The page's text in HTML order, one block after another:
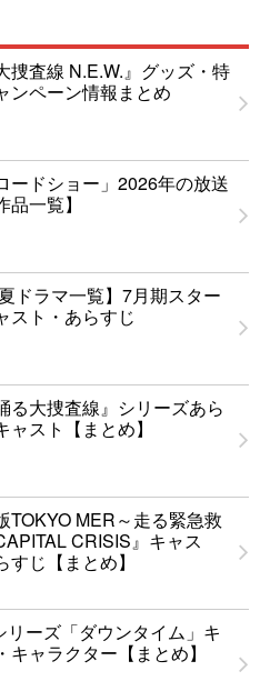
捜査線 N.E.W.』グッズ・特
ンペーン情報まとめ
ードショー」2026年の放送
一覧】
夏ドラマ一覧】7月期スター
スト・あらすじ
る大捜査線』シリーズあら
ャスト【まとめ】
TOKYO MER～走る緊急救
CRISIS』キャス
すじ【まとめ】
リーズ「ダウンタイム」キ
キャラクター【まとめ】